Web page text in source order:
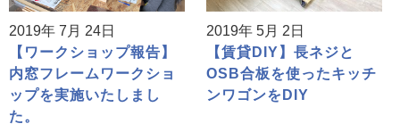
2019年 7月 24日
【ワークショップ報告】
内窓フレームワークショ
ップを実施いたしまし
た。
2019年 5月 2日
【賃貸DIY】長ネジと
OSB合板を使ったキッチ
ンワゴンをDIY